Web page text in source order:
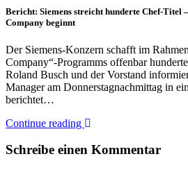
Bericht: Siemens streicht hunderte Chef-Titel
Company beginnt
Der Siemens-Konzern schafft im
Company“-Programms offenbar
Roland Busch und der Vorstand
Manager am Donnerstagnachmittag in
berichtet…
Continue reading
Schreibe einen Kommentar